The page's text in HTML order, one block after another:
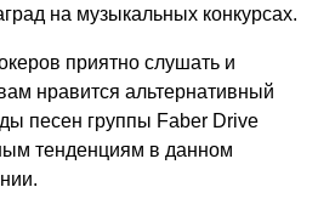
на музыкальных конкурсах.
приятно слушать и
нравится альтернативный
песен группы Faber Drive
тенденциям в данном